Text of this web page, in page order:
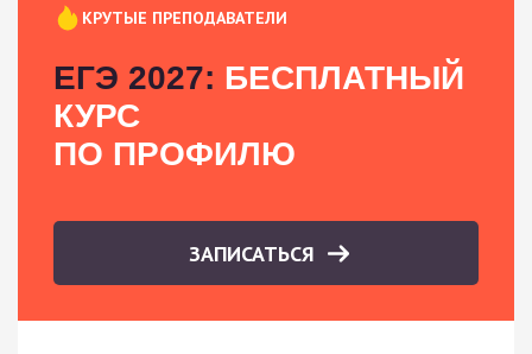
КРУТЫЕ ПРЕПОДАВАТЕЛИ
ЕГЭ 2027: БЕСПЛАТНЫЙ
КУРС
ПО ПРОФИЛЮ
ЗАПИСАТЬСЯ